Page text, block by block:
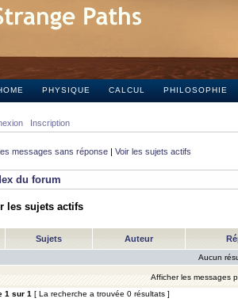
PHYSIQUE CALCUL PHILOSOPHIE
Inscription
messages sans réponse | Voir les sujets actifs
du forum
les sujets actifs
Sujets Auteur
Aucun
Afficher les messages
1 sur 1 [ La recherche a trouvée 0 résultats ]